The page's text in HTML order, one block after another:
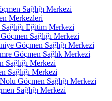
Sağlığı Merkezi
Merkezleri
Eğitim Merkezi
Sağlığı Merkezi
Göçmen Sağlığı Merkezi
Göçmen Sağlık Merkezi
Sağlığı Merkezi
Sağlığı Merkezi
Göçmen Sağlığı Merkezi
Sağlığı Merkezi